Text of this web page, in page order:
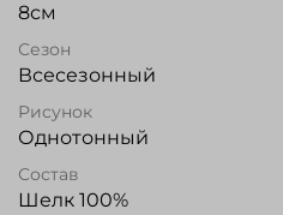
8см
Сезон
Всесезонный
Рисунок
Однотонный
Состав
Шелк 100%